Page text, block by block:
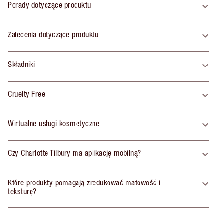
Porady dotyczące produktu
Zalecenia dotyczące produktu
Składniki
Cruelty Free
Wirtualne usługi kosmetyczne
Czy Charlotte Tilbury ma aplikację mobilną?
Które produkty pomagają zredukować matowość i
teksturę?